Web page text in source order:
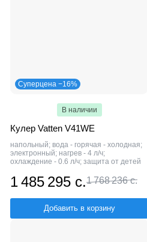
Суперцена −16%
В наличии
Кулер Vatten V41WE
напольный; вода - горячая - холодная;
электронный; нагрев - 4 л/ч;
охлаждение - 0.6 л/ч; защита от детей
1 485 295 с.1 768 236 с.
Добавить в корзину